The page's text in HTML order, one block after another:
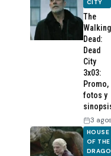
CITY
The
Walking
Dead:
Dead
City
3x03:
Promo,
fotos y
3
HOUSE
OF THE